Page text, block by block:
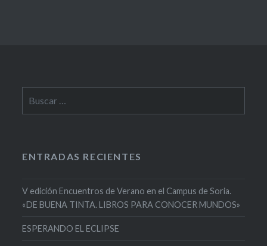
ENTRADAS RECIENTES
V edición Encuentros de Verano en el Campus de Soria.
«DE BUENA TINTA. LIBROS PARA CONOCER MUNDOS»
ESPERANDO EL ECLIPSE